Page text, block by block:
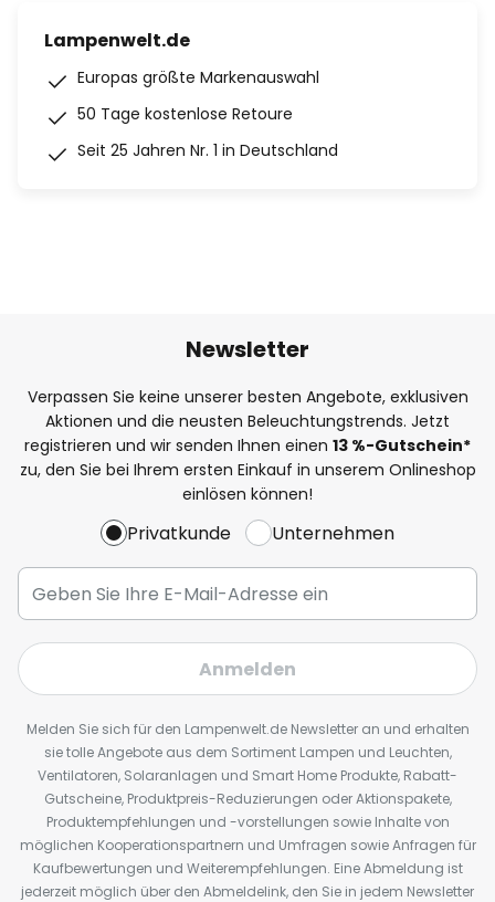
Lampenwelt.de
Europas größte Markenauswahl
50 Tage kostenlose Retoure
Seit 25 Jahren Nr. 1 in Deutschland
Newsletter
Verpassen Sie keine unserer besten Angebote, exklusiven
Aktionen und die neusten Beleuchtungstrends. Jetzt
registrieren und wir senden Ihnen einen 13 %-Gutschein*
zu, den Sie bei Ihrem ersten Einkauf in unserem Onlineshop
einlösen können!
Privatkunde Unternehmen
Anmelden
Melden Sie sich für den Lampenwelt.de Newsletter an und erhalten
sie tolle Angebote aus dem Sortiment Lampen und Leuchten,
Ventilatoren, Solaranlagen und Smart Home Produkte, Rabatt-
Gutscheine, Produktpreis-Reduzierungen oder Aktionspakete,
Produktempfehlungen und -vorstellungen sowie Inhalte von
möglichen Kooperationspartnern und Umfragen sowie Anfragen für
Kaufbewertungen und Weiterempfehlungen. Eine Abmeldung ist
jederzeit möglich über den Abmeldelink, den Sie in jedem Newsletter